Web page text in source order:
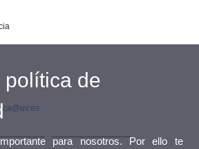
política de
para nosotros. Por ello te